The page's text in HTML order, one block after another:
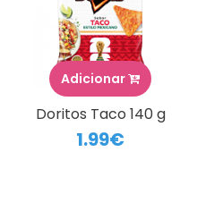
Adicionar
Doritos Taco 140 g
1.99€